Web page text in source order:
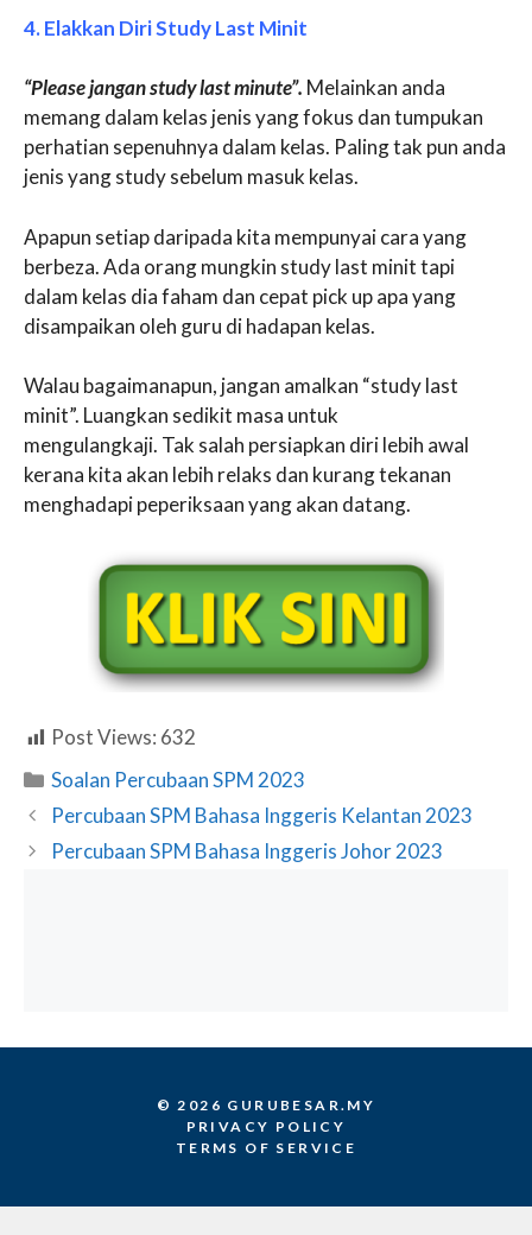
4. Elakkan Diri Study Last Minit
“Please jangan study last minute”. Melainkan anda
memang dalam kelas jenis yang fokus dan tumpukan
perhatian sepenuhnya dalam kelas. Paling tak pun anda
jenis yang study sebelum masuk kelas.
Apapun setiap daripada kita mempunyai cara yang
berbeza. Ada orang mungkin study last minit tapi
dalam kelas dia faham dan cepat pick up apa yang
disampaikan oleh guru di hadapan kelas.
Walau bagaimanapun, jangan amalkan “study last
minit”. Luangkan sedikit masa untuk
mengulangkaji. Tak salah persiapkan diri lebih awal
kerana kita akan lebih relaks dan kurang tekanan
menghadapi peperiksaan yang akan datang.
Post Views: 632
Categories
Soalan Percubaan SPM 2023
Percubaan SPM Bahasa Inggeris Kelantan 2023
Percubaan SPM Bahasa Inggeris Johor 2023
© 2026 GURUBESAR.MY
PRIVACY POLICY
TERMS OF SERVICE